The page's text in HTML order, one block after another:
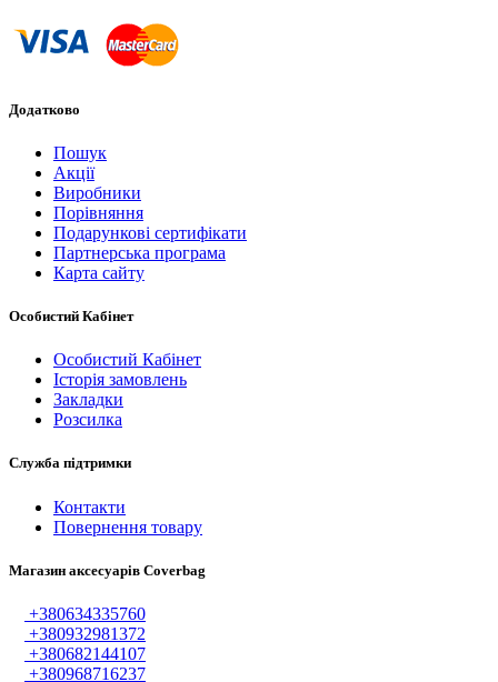
Додатково
Пошук
Акції
Виробники
Порівняння
Подарункові сертифікати
Партнерська програма
Карта сайту
Особистий Кабінет
Особистий Кабінет
Історія замовлень
Закладки
Розсилка
Служба підтримки
Контакти
Повернення товару
Магазин аксесуарів Coverbag
+380634335760
+380932981372
+380682144107
+380968716237